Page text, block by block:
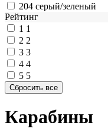
204 серый/зеленый
Рейтинг
1 1
2 2
3 3
4 4
5 5
Карабины